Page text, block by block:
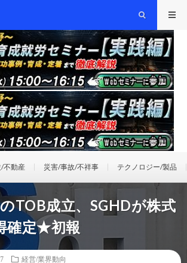
不動産 災害/事故/不祥事 テクノロジー/製品
TOB成立、SGHDが株式
確定★初報
経営/業界動向